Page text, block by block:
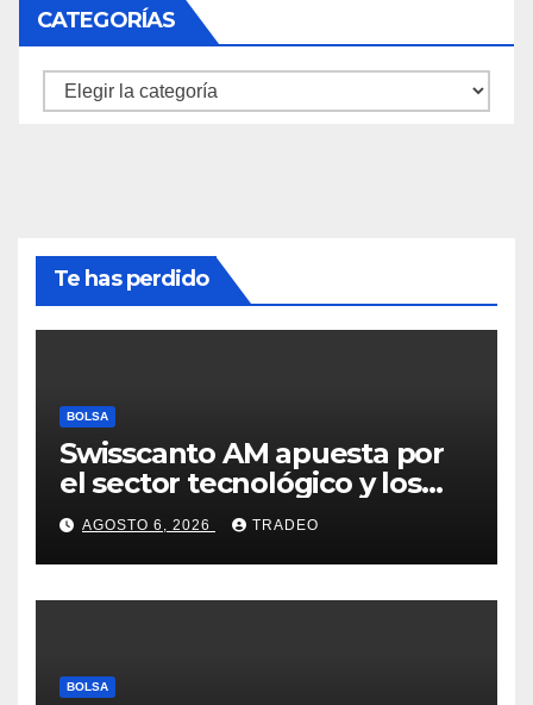
CATEGORÍAS
Categorías
Te has perdido
BOLSA
Swisscanto AM apuesta por
el sector tecnológico y los
valores cíclicos para ganar en
bolsa
AGOSTO 6, 2026 TRADEO
BOLSA